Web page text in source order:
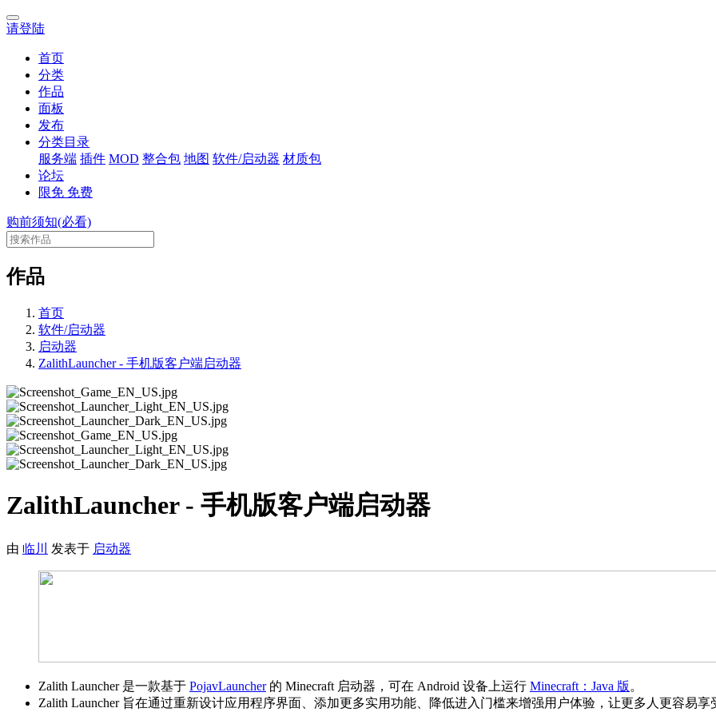
请登陆
首页
分类
作品
面板
发布
分类目录
服务端 插件 MOD 整合包 地图 软件/启动器 材质包
论坛
限免 免费
购前须知(必看)
作品
首页
软件/启动器
启动器
ZalithLauncher - 手机版客户端启动器
ZalithLauncher - 手机版客户端启动器
由 临川 发表于 启动器
Zalith Launcher 是一款基于 PojavLauncher的 Minecraft 启动器，可在 Android 设备上运行 Minecraft：Java 版 。
Zalith Launcher 旨在通过重新设计应用程序界面、添加更多实用功能、降低进入门槛来增强用户体验，让更多人更容易享